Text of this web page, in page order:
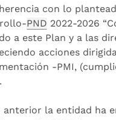
con lo
PND 2022-2026
a este Plan y a las
acciones
-PMI,
anterior la entidad ha